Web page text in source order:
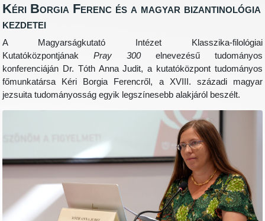
Kéri Borgia Ferenc és a magyar bizantinológia
kezdetei
A Magyarságkutató Intézet Klasszika-filológiai
KutatóközpontjánakPray 300elnevezésű tudományos
konferenciáján Dr. Tóth Anna Judit, a kutatóközpont tudományos
főmunkatársa Kéri Borgia Ferencről, a XVIII. századi magyar
jezsuita tudományosság egyik legszínesebb alakjáról beszélt.